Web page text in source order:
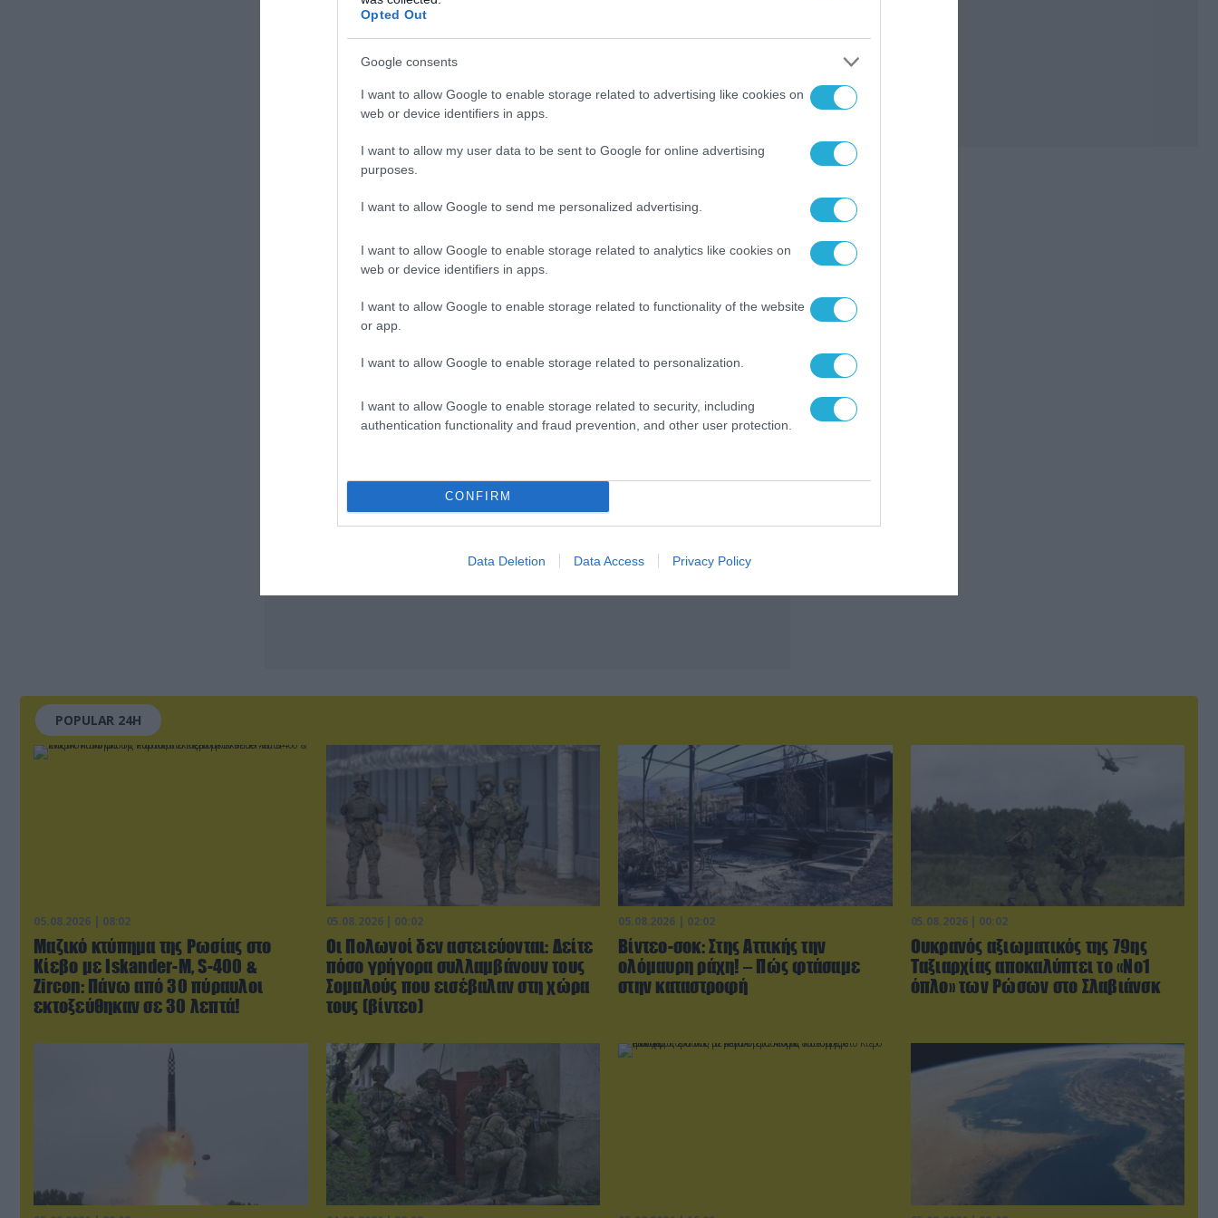
Opted Out
Google consents
I want to allow Google to enable storage related to advertising like cookies on
web or device identifiers in apps.
I want to allow my user data to be sent to Google for online advertising
purposes.
I want to allow Google to send me personalized advertising.
I want to allow Google to enable storage related to analytics like cookies on
web or device identifiers in apps.
I want to allow Google to enable storage related to functionality of the website
or app.
I want to allow Google to enable storage related to personalization.
I want to allow Google to enable storage related to security, including
authentication functionality and fraud prevention, and other user protection.
CONFIRM
Data Deletion Data Access Privacy Policy
ΣΧΟΛΙΑΣΤΕ ΤΟ ΑΡΘΡΟ
POPULAR 24H
05.08.2026 | 08:02
Μαζικό κτύπημα της Ρωσίας στο
Κίεβο με Iskander-Μ, S-400 &
Zircon: Πάνω από 30 πύραυλοι
εκτοξεύθηκαν σε 30 λεπτά!
05.08.2026 | 00:02
Οι Πολωνοί δεν αστειεύονται: Δείτε
πόσο γρήγορα συλλαμβάνουν τους
Σομαλούς που εισέβαλαν στη χώρα
τους (βίντεο)
05.08.2026 | 02:02
Βίντεο-σοκ: Στης Αττικής την
ολόμαυρη ράχη! – Πώς φτάσαμε
στην καταστροφή
05.08.2026 | 00:02
Ουκρανός αξιωματικός της 79ης
Ταξιαρχίας αποκαλύπτει το «Νο1
όπλο» των Ρώσων στο Σλαβιάνσκ